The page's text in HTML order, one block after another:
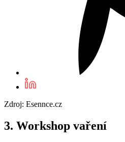
Zdroj: Esennce.cz
3. Workshop vaření